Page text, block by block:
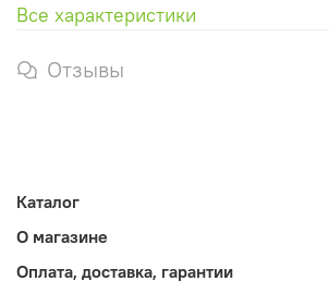
Все характеристики
Отзывы
Каталог
О магазине
Оплата, доставка, гарантии